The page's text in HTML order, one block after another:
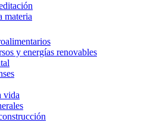
materia
y energías renovables
vida